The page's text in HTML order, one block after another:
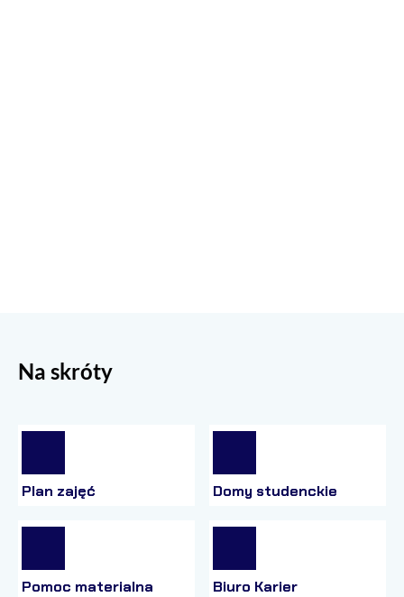
Na skróty
Plan zajęć Domy studenckie
Pomoc materialna Biuro Karier